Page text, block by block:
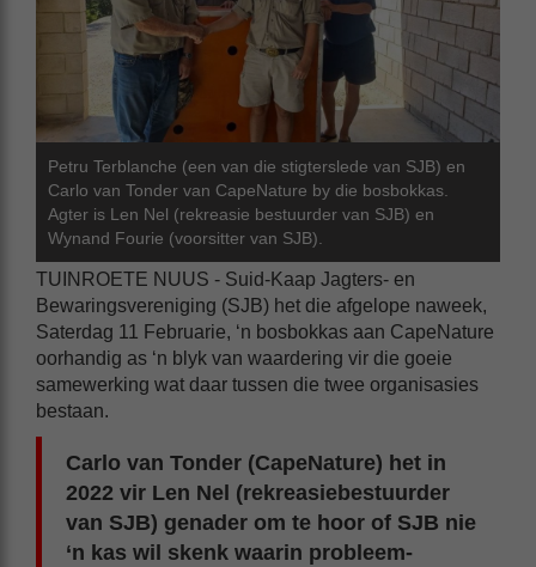
Petru Terblanche (een van die stigterslede van SJB) en
Carlo van Tonder van CapeNature by die bosbokkas.
Agter is Len Nel (rekreasie bestuurder van SJB) en
Wynand Fourie (voorsitter van SJB).
TUINROETE NUUS - Suid-Kaap Jagters- en
Bewaringsvereniging (SJB) het die afgelope naweek,
Saterdag 11 Februarie, ‘n bosbokkas aan CapeNature
oorhandig as ‘n blyk van waardering vir die goeie
samewerking wat daar tussen die twee organisasies
bestaan.
Carlo van Tonder (CapeNature) het in
2022 vir Len Nel (rekreasiebestuurder
van SJB) genader om te hoor of SJB nie
‘n kas wil skenk waarin probleem-